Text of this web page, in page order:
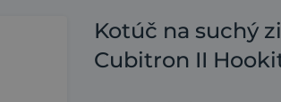
Kotúč na suchý
Cubitron II